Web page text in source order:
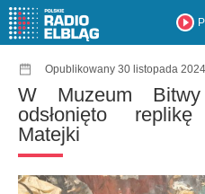
Opublikowany 30 listopada 2024
W Muzeum
odsłonięto
Matejki